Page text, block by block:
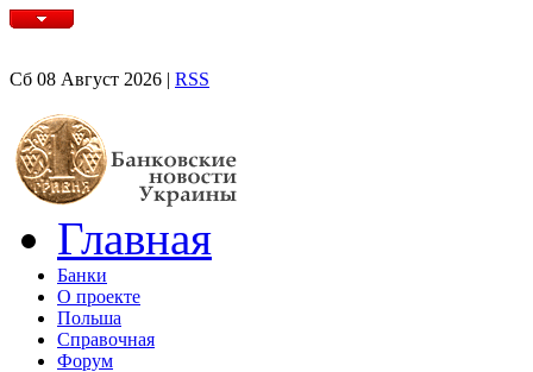
Сб 08 Август 2026 | RSS
Главная
Банки
О проекте
Польша
Справочная
Форум